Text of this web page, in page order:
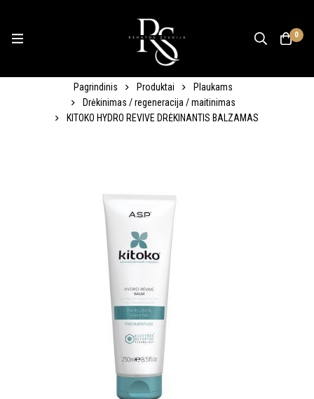
0
Pagrindinis Produktai
Plaukams
Drėkinimas / regeneracija / maitinimas
KITOKO HYDRO REVIVE DRĖKINANTIS BALZAMAS